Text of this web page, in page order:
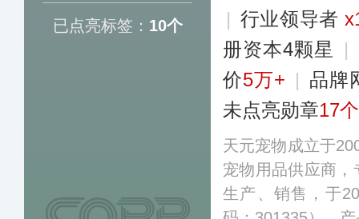
已点亮标签： 10个
| 行业领导者
册资本4颗星
|
价5万+ | 品牌
未点亮勋章17个
天元宠物成立于
宠物用品供应商
生产、销售，于